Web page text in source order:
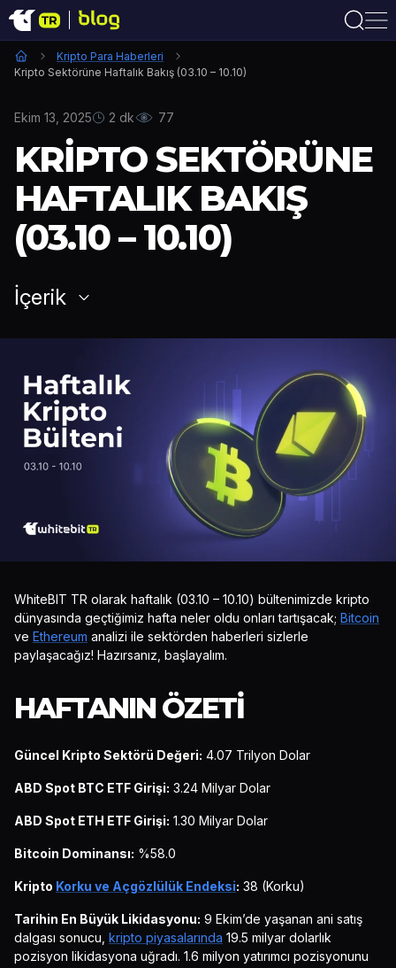
Kripto Para Haberleri
Kripto Sektörüne Haftalık Bakış (03.10 – 10.10)
Ekim 13, 2025 2 dk 77
KRIPTO SEKTÖRÜNE
HAFTALIK BAKIŞ
(03.10 – 10.10)
İçerik
WhiteBIT TR olarak haftalık (03.10 – 10.10) bültenimizde kripto
dünyasında geçtiğimiz hafta neler oldu onları tartışacak; Bitcoin
ve Ethereum analizi ile sektörden haberleri sizlerle
paylaşacağız! Hazırsanız, başlayalım.
HAFTANIN ÖZETI
Güncel Kripto Sektörü Değeri: 4.07 Trilyon Dolar
ABD Spot BTC ETF Girişi: 3.24 Milyar Dolar
ABD Spot ETH ETF Girişi: 1.30 Milyar Dolar
Bitcoin Dominansı: %58.0
Kripto Korku ve Açgözlülük Endeksi: 38 (Korku)
Tarihin En Büyük Likidasyonu: 9 Ekim’de yaşanan ani satış
dalgası sonucu, kripto piyasalarında 19.5 milyar dolarlık
pozisyon likidasyona uğradı. 1.6 milyon yatırımcı pozisyonunu